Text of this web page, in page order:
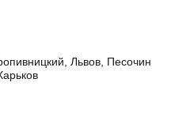
Львов, Песочин